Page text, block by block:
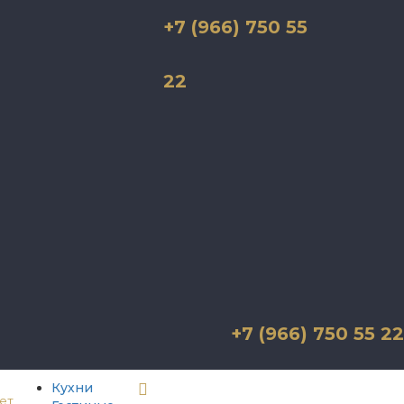
+7 (966) 750 55
22
+7 (966) 750 55 22
Кухни